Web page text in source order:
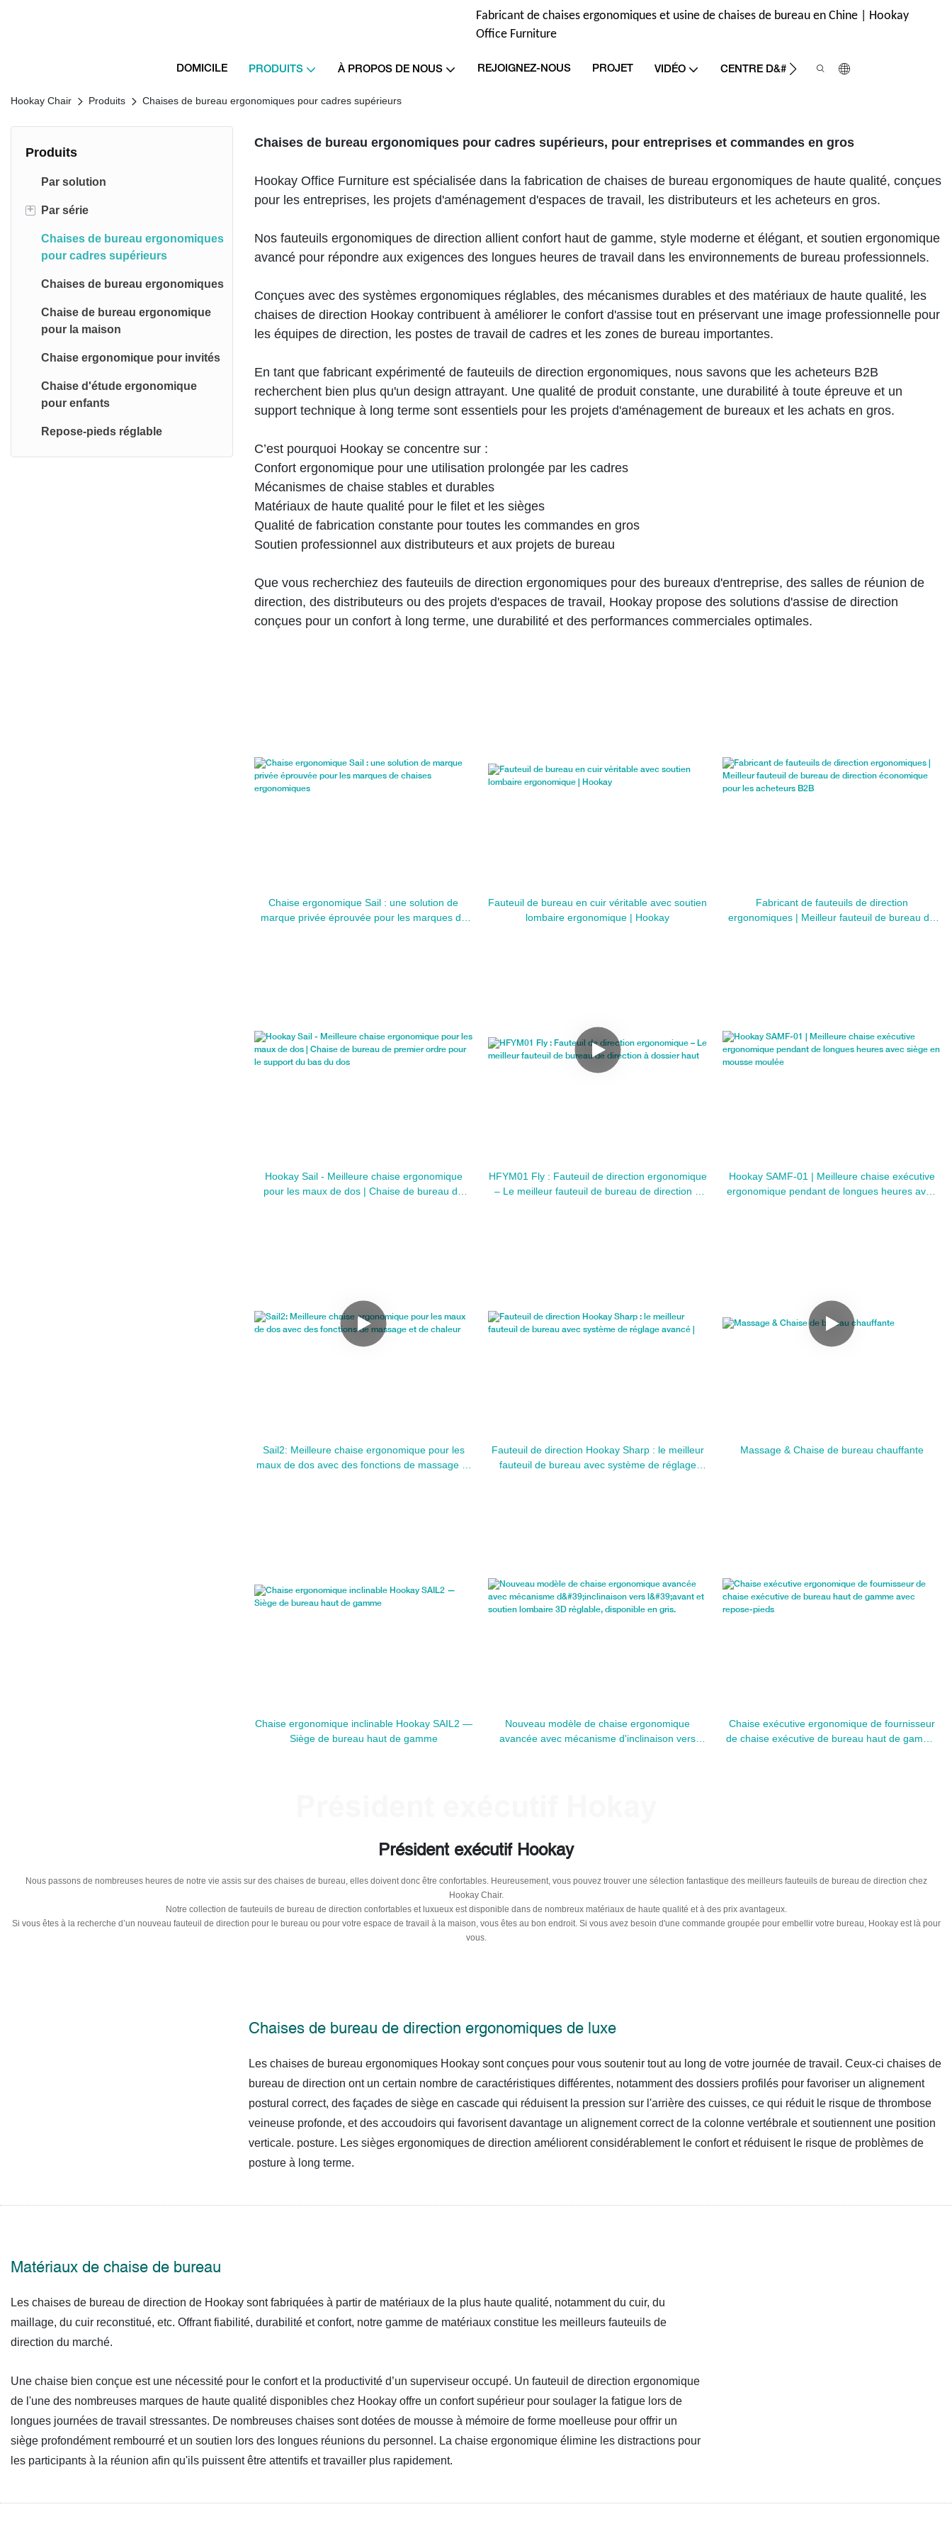
Fabricant de chaises ergonomiques et usine de chaises de bureau en Chine | Hookay
Office Furniture
DOMICILE PRODUITS À PROPOS DE NOUS REJOIGNEZ-NOUS PROJET VIDÉO CENTRE D&#39;INFORMATION
Hookay Chair Produits Chaises de bureau ergonomiques pour cadres supérieurs
Produits
Par solution
+ Par série
Chaises ergonomiques Sail
Chaises ergonomiques Vision
Chaises ergonomiques Sail2
Chaises ergonomiques Vista
Chaise ergonomique Sharp
Chaises ergonomiques Elevate
Chaises de bureau ergonomiques
pour cadres supérieurs
Chaises de bureau ergonomiques
Chaise de bureau ergonomique
pour la maison
Chaise ergonomique pour invités
Chaise d'étude ergonomique
pour enfants
Repose-pieds réglable
Chaises de bureau ergonomiques pour cadres supérieurs, pour entreprises et commandes en gros
Hookay Office Furniture est spécialisée dans la fabrication de chaises de bureau ergonomiques de haute qualité, conçues
pour les entreprises, les projets d'aménagement d'espaces de travail, les distributeurs et les acheteurs en gros.
Nos fauteuils ergonomiques de direction allient confort haut de gamme, style moderne et élégant, et soutien ergonomique
avancé pour répondre aux exigences des longues heures de travail dans les environnements de bureau professionnels.
Conçues avec des systèmes ergonomiques réglables, des mécanismes durables et des matériaux de haute qualité, les
chaises de direction Hookay contribuent à améliorer le confort d'assise tout en préservant une image professionnelle pour
les équipes de direction, les postes de travail de cadres et les zones de bureau importantes.
En tant que fabricant expérimenté de fauteuils de direction ergonomiques, nous savons que les acheteurs B2B
recherchent bien plus qu'un design attrayant. Une qualité de produit constante, une durabilité à toute épreuve et un
support technique à long terme sont essentiels pour les projets d'aménagement de bureaux et les achats en gros.
C’est pourquoi Hookay se concentre sur :
Confort ergonomique pour une utilisation prolongée par les cadres
Mécanismes de chaise stables et durables
Matériaux de haute qualité pour le filet et les sièges
Qualité de fabrication constante pour toutes les commandes en gros
Soutien professionnel aux distributeurs et aux projets de bureau
Que vous recherchiez des fauteuils de direction ergonomiques pour des bureaux d'entreprise, des salles de réunion de
direction, des distributeurs ou des projets d'espaces de travail, Hookay propose des solutions d'assise de direction
conçues pour un confort à long terme, une durabilité et des performances commerciales optimales.
Chaise ergonomique Sail : une solution de
marque privée éprouvée pour les marques de
Fauteuil de bureau en cuir véritable avec soutien
lombaire ergonomique | Hookay
Fabricant de fauteuils de direction
ergonomiques | Meilleur fauteuil de bureau de
Hookay Sail - Meilleure chaise ergonomique
pour les maux de dos | Chaise de bureau de
HFYM01 Fly : Fauteuil de direction ergonomique
– Le meilleur fauteuil de bureau de direction à
Hookay SAMF-01 | Meilleure chaise exécutive
ergonomique pendant de longues heures avec
Sail2: Meilleure chaise ergonomique pour les
maux de dos avec des fonctions de massage et
Fauteuil de direction Hookay Sharp : le meilleur
fauteuil de bureau avec système de réglage
Massage & Chaise de bureau chauffante
Chaise ergonomique inclinable Hookay SAIL2 —
Siège de bureau haut de gamme
Nouveau modèle de chaise ergonomique
avancée avec mécanisme d'inclinaison vers
Chaise exécutive ergonomique de fournisseur
de chaise exécutive de bureau haut de gamme
Président exécutif Hookay
Nous passons de nombreuses heures de notre vie assis sur des chaises de bureau, elles doivent donc être confortables. Heureusement, vous pouvez trouver une sélection fantastique des meilleurs fauteuils de bureau de direction chez
Hookay Chair.
Notre collection de fauteuils de bureau de direction confortables et luxueux est disponible dans de nombreux matériaux de haute qualité et à des prix avantageux.
Si vous êtes à la recherche d’un nouveau fauteuil de direction pour le bureau ou pour votre espace de travail à la maison, vous êtes au bon endroit. Si vous avez besoin d'une commande groupée pour embellir votre bureau, Hookay est là pour
vous.
Chaises de bureau de direction ergonomiques de luxe
Les chaises de bureau ergonomiques Hookay sont conçues pour vous soutenir tout au long de votre journée de travail. Ceux-ci chaises de
bureau de direction ont un certain nombre de caractéristiques différentes, notamment des dossiers profilés pour favoriser un alignement
postural correct, des façades de siège en cascade qui réduisent la pression sur l'arrière des cuisses, ce qui réduit le risque de thrombose
veineuse profonde, et des accoudoirs qui favorisent davantage un alignement correct de la colonne vertébrale et soutiennent une position
verticale. posture. Les sièges ergonomiques de direction améliorent considérablement le confort et réduisent le risque de problèmes de
posture à long terme.
Matériaux de chaise de bureau
Les chaises de bureau de direction de Hookay sont fabriquées à partir de matériaux de la plus haute qualité, notamment du cuir, du
maillage, du cuir reconstitué, etc. Offrant fiabilité, durabilité et confort, notre gamme de matériaux constitue les meilleurs fauteuils de
direction du marché.
Une chaise bien conçue est une nécessité pour le confort et la productivité d’un superviseur occupé. Un fauteuil de direction ergonomique
de l'une des nombreuses marques de haute qualité disponibles chez Hookay offre un confort supérieur pour soulager la fatigue lors de
longues journées de travail stressantes. De nombreuses chaises sont dotées de mousse à mémoire de forme moelleuse pour offrir un
siège profondément rembourré et un soutien lors des longues réunions du personnel. La chaise ergonomique élimine les distractions pour
les participants à la réunion afin qu'ils puissent être attentifs et travailler plus rapidement.